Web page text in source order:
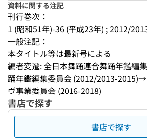
資料に関する注記
刊行巻次：
1 (昭和51年)-36 (平成23年) ; 2012/
一般注記：
本タイトル等は最新号による
編者変遷: 全日本舞踊連合舞踊年鑑編
踊年鑑編集委員会 (2012/2013-
ヴ事業委員会 (2016-2018)
書店で探す
書店で探す